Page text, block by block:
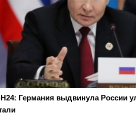
Германия выдвинула России